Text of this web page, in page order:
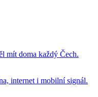
mít doma každý Čech.
internet i mobilní signál.